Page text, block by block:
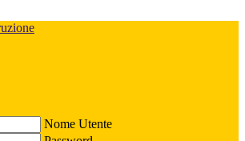
Nome Utente